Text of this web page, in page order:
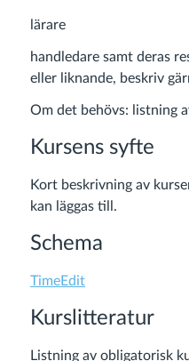
lärare
handledare samt deras
eller liknande, beskriv
Om det behövs: listning
Kursens syfte
Kort beskrivning av
kan läggas till.
Schema
TimeEdit
Kurslitteratur
Listning av obligatorisk